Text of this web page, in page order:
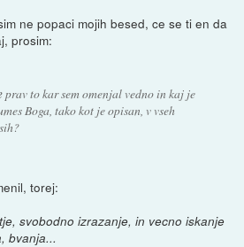
ne popaci mojih besed, ce se ti en da
prosim:
prav to kar sem omenjal vedno in kaj je
Boga, tako kot je opisan, v vseh
torej:
svobodno izrazanje, in vecno iskanje
bvanja...